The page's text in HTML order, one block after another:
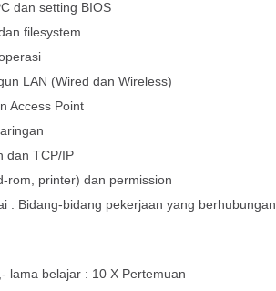
dan setting BIOS
filesystem
LAN (Wired dan Wireless)
Access Point
dan TCP/IP
rom, printer) dan permission
: Bidang-bidang pekerjaan yang
lama belajar : 10 X Pertemuan